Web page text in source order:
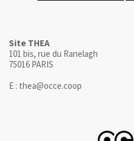
Site THEA
101 bis, rue du Ranelagh
75016 PARIS
E : thea@occe.coop